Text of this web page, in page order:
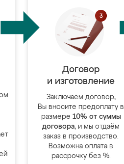
Договор
и изготовление
Заключаем договор,
Вы вносите предоплату в
размере 10% от суммы
договора, и мы отдаём
заказ в производство.
Возможна оплата в
рассрочку без %.